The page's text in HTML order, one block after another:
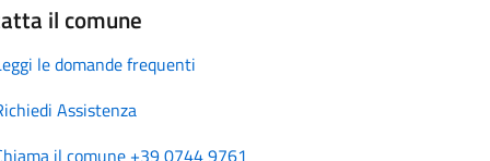
il comune
le domande frequenti
Assistenza
il comune +39 0744 9761